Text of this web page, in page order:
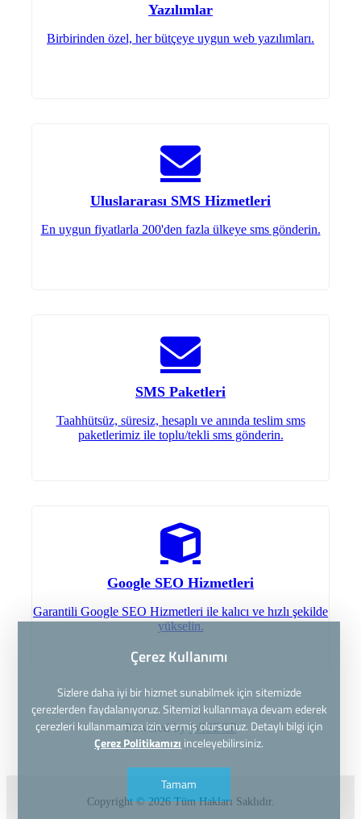
Yazılımlar
Birbirinden özel, her bütçeye uygun web yazılımları.
Uluslararası SMS Hizmetleri
En uygun fiyatlarla 200'den fazla ülkeye sms gönderin.
SMS Paketleri
Taahhütsüz, süresiz, hesaplı ve anında teslim sms
paketlerimiz ile toplu/tekli sms gönderin.
Google SEO Hizmetleri
Garantili Google SEO Hizmetleri ile kalıcı ve hızlı şekilde
yükselin.
Powered byWISECP
Copyright © 2026 Tüm Hakları Saklıdır.
Çerez Kullanımı
Sizlere daha iyi bir hizmet sunabilmek için sitemizde
çerezlerden faydalanıyoruz. Sitemizi kullanmaya devam ederek
çerezleri kullanmamıza izin vermiş olursunuz. Detaylı bilgi için
Çerez Politikamızı inceleyebilirsiniz.
Tamam